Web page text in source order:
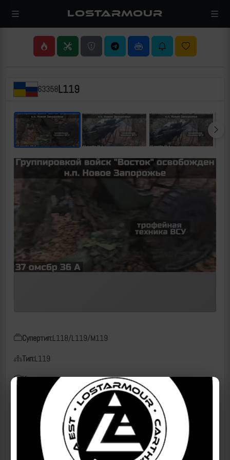
LOSTARMOUR
63358L119
Супертип:L118/L119/M119
Тип:L119
Класс:artc
105 мм
22.11.2025
Место:
Новое Запорожье, Запорожская область